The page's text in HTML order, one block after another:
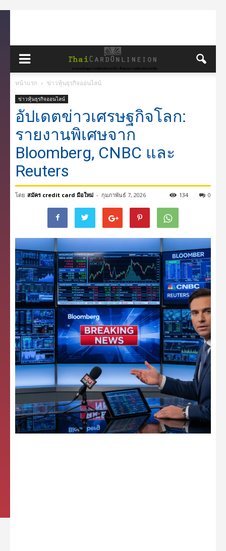
หน้าแรก ข่าวหุ้นธุรกิจออนไลน์
ข่าวหุ้นธุรกิจออนไลน์
อัปเดตข่าวเศรษฐกิจโลก:
รายงานพิเศษจาก
Bloomberg, CNBC และ
Reuters
โดย สมัคร credit card มือใหม่ - กุมภาพันธ์ 7, 2026 0
134